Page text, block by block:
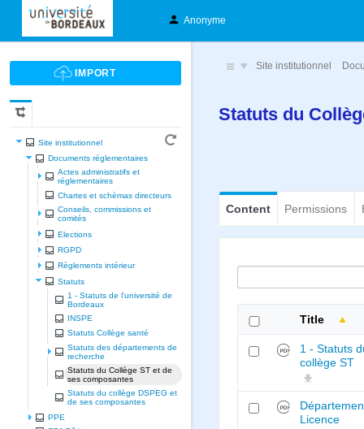
Anonyme
Site institutionnel
Documents réglementaires
Actes administratifs et
réglementaires
Chartes et schèmas directeurs
Conseils, commissions et
comités
Elections
RGPD
Règlements intérieur
Statuts
1 - Statuts de l'université de
Bordeaux
INSPE
Statuts Collège santé
Statuts des départements de
recherche
Statuts du Collège ST et de
ses composantes
Statuts du collège DSPEG et
de ses composantes
PPE
Site institutionnel
Statuts du
Content Permissions
Title
1 - Statuts
collège ST
Licence